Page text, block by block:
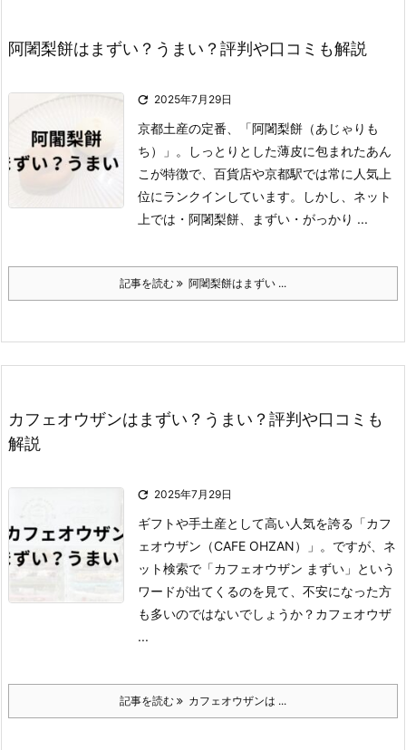
阿闍梨餅はまずい？うまい？評判や口コミも解説
 2025年7月29日
京都土産の定番、「阿闍梨餅（あじゃりも
ち）」。
しっとりとした薄皮に包まれたあん
こが特徴で、百貨店や京都駅では常に人気上
位にランクインしています。
しかし、ネット
上では ・阿闍梨餅、まずい ・がっかり ...
記事を読む 阿闍梨餅はまずい ...
カフェオウザンはまずい？うまい？評判や口コミも
解説
 2025年7月29日
ギフトや手土産として高い人気を誇る「カフ
ェオウザン（CAFE OHZAN）」。 ですが、ネ
ット検索で「カフェオウザン まずい」という
ワードが出てくるのを見て、不安になった方
も多いのではないでしょうか？ カフェオウザ
...
記事を読む カフェオウザンは ...